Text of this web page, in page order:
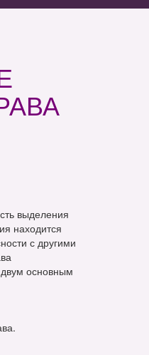
выделения
находится
с другими
основным